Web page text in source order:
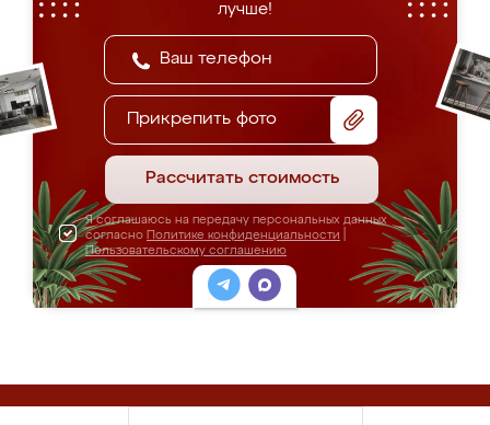
лучше!
Прикрепить фото
Рассчитать стоимость
Я соглашаюсь на передачу персональных данных
согласно Политике конфиденциальности
Пользовательскому соглашению